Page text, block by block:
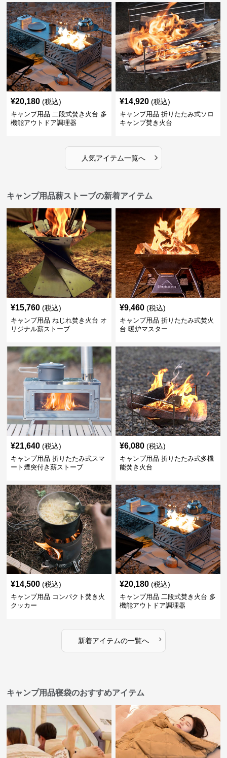
¥20,180 (税込)
キャンプ用品 二段式焚き火台 多
機能アウトドア調理器
¥14,920 (税込)
キャンプ用品 折りたたみ式ソロ
キャンプ焚き火台
人気アイテム一覧へ ›
キャンプ用品薪ストーブの新着アイテム
¥15,760 (税込)
キャンプ用品 ねじれ焚き火台 オ
リジナル薪ストーブ
¥9,460 (税込)
キャンプ用品 折りたたみ式焚火
台 暖炉マスター
¥21,640 (税込)
キャンプ用品 折りたたみ式スマ
ート煙突付き薪ストーブ
¥6,080 (税込)
キャンプ用品 折りたたみ式多機
能焚き火台
¥14,500 (税込)
キャンプ用品 コンパクト焚き火
クッカー
¥20,180 (税込)
キャンプ用品 二段式焚き火台 多
機能アウトドア調理器
新着アイテムの一覧へ ›
キャンプ用品寝袋のおすすめアイテム